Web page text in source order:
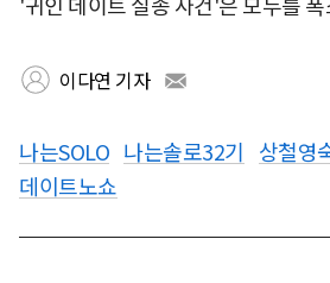
'귀인 데이트 실종 사건'은 모두를
이다연 기자
나는SOLO 나는솔로32기 상철영
데이트노쇼